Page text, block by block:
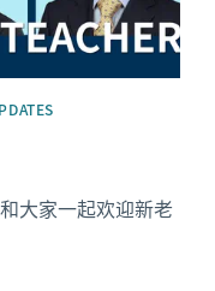
大家一起欢迎新老